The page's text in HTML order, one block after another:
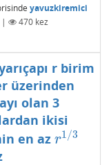
yavuzkiremici
| 470kez
r birim
üzerinden
olan 3
ikisi
en az r1/3
r1/3